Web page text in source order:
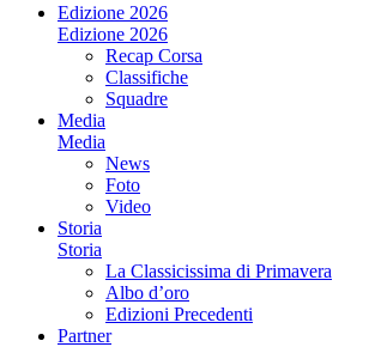
Edizione 2026
Edizione 2026
Recap Corsa
Classifiche
Squadre
Media
Media
News
Foto
Video
Storia
Storia
La Classicissima di Primavera
Albo d’oro
Edizioni Precedenti
Partner